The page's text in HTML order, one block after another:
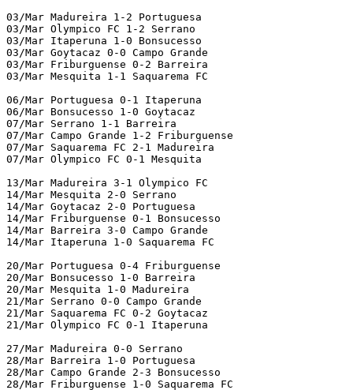
03/Mar Madureira 1-2 Portuguesa
03/Mar Olympico FC 1-2 Serrano
03/Mar Itaperuna 1-0 Bonsucesso
03/Mar Goytacaz 0-0 Campo Grande
03/Mar Friburguense 0-2 Barreira
03/Mar Mesquita 1-1 Saquarema FC
06/Mar Portuguesa 0-1 Itaperuna
06/Mar Bonsucesso 1-0 Goytacaz
07/Mar Serrano 1-1 Barreira
07/Mar Campo Grande 1-2 Friburguense
07/Mar Saquarema FC 2-1 Madureira
07/Mar Olympico FC 0-1 Mesquita
13/Mar Madureira 3-1 Olympico FC
14/Mar Mesquita 2-0 Serrano
14/Mar Goytacaz 2-0 Portuguesa
14/Mar Friburguense 0-1 Bonsucesso
14/Mar Barreira 3-0 Campo Grande
14/Mar Itaperuna 1-0 Saquarema FC
20/Mar Portuguesa 0-4 Friburguense
20/Mar Bonsucesso 1-0 Barreira
20/Mar Mesquita 1-0 Madureira
21/Mar Serrano 0-0 Campo Grande
21/Mar Saquarema FC 0-2 Goytacaz
21/Mar Olympico FC 0-1 Itaperuna
27/Mar Madureira 0-0 Serrano
28/Mar Barreira 1-0 Portuguesa
28/Mar Campo Grande 2-3 Bonsucesso
28/Mar Friburguense 1-0 Saquarema FC